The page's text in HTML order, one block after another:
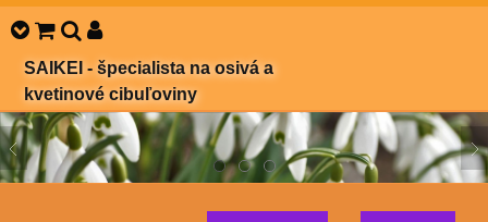
SAIKEI - špecialista na osivá a
kvetinové cibuľoviny